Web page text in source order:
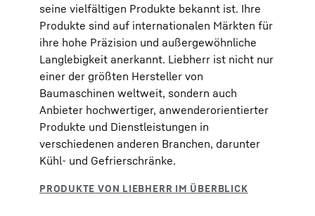
seine vielfältigen Produkte bekannt ist. Ihre
Produkte sind auf internationalen Märkten für
ihre hohe Präzision und außergewöhnliche
Langlebigkeit anerkannt. Liebherr ist nicht nur
einer der größten Hersteller von
Baumaschinen weltweit, sondern auch
Anbieter hochwertiger, anwenderorientierter
Produkte und Dienstleistungen in
verschiedenen anderen Branchen, darunter
Kühl- und Gefrierschränke.